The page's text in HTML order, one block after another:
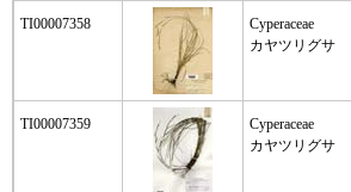
TI00007358
Cyperaceae
カヤツリグサ
TI00007359
Cyperaceae
カヤツリグサ